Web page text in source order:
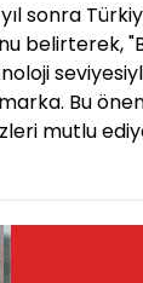
sonra
belirterek,
Bu
mutlu